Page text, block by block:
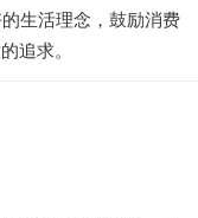
生活理念，鼓励消费
追求。